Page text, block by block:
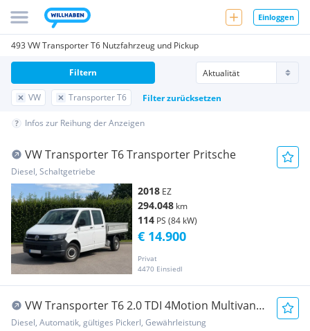
Einloggen
493 VW Transporter T6 Nutzfahrzeug und Pickup
VW Transporter T6 Filter zurücksetzen
Filtern
Infos zur Reihung der Anzeigen
VW Transporter T6 Transporter Pritsche
Diesel, Schaltgetriebe
2018 EZ
294.048 km
114 PS (84 kW)
Privat
4470 Einsiedl
€ 14.900
VW Transporter T6 2.0 TDI 4Motion Multivan
Highline(EURO 6d-TEMP) Bus
Diesel, Automatik, gültiges Pickerl, Gewährleistung